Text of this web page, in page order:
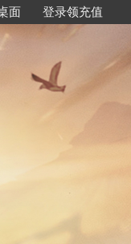
面 登录领充值